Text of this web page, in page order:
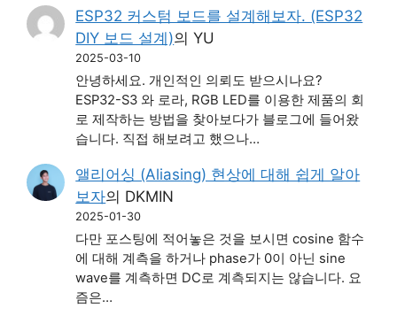
ESP32 커스텀 보드를 설계해보자. (ESP32
DIY 보드 설계)의YU
2025-03-10
안녕하세요. 개인적인 의뢰도 받으시나요?
ESP32-S3 와 로라, RGB LED를 이용한 제품의 회
로 제작하는 방법을 찾아보다가 블로그에 들어왔
습니다. 직접 해보려고 했으나…
앨리어싱 (Aliasing) 현상에 대해 쉽게 알아
보자의 DKMIN
2025-01-30
다만 포스팅에 적어놓은 것을 보시면 cosine 함수
에 대해 계측을 하거나 phase가 0이 아닌 sine
wave를 계측하면 DC로 계측되지는 않습니다. 요
즘은…